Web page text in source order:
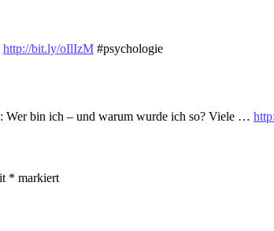
http://bit.ly/oIlIzM #psychologie
Wer bin ich – und warum wurde ich so? Viele …
* markiert